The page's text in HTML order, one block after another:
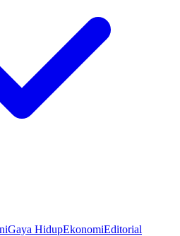
Gaya HidupEkonomiEditorial